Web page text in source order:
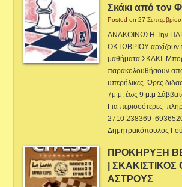
Σκάκι από τον
Posted on 27
ΑΝΑΚΟΙΝΩΣΗ Την
ΟΚΤΩΒΡΙΟΥ αρχίζουν
μαθήματα ΣΚΑΚΙ.
παρακολουθήσουν από
υπερήλικες. Ώρες
7μ.μ. έως 9 μ.μ
Για περισσότερες
2710 238369
Δημητρακόπουλος
ΠΡΟΚΗΡΥΞΗ
| ΣΚΑΚΙΣΤΙΚΟΣ
ΑΣΤΡΟΥΣ